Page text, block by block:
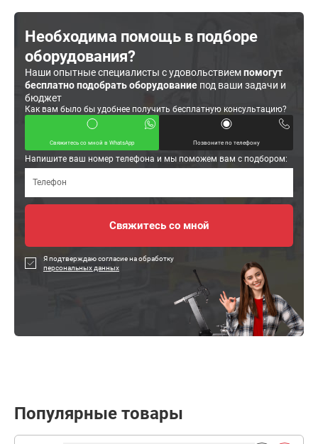
Необходима помощь в подборе
оборудования?
Наши опытные специалисты с удовольствиемпомогут
бесплатно подобрать оборудование под ваши задачи и
бюджет
Как вам было бы удобнее получить бесплатную консультацию?
Свяжитесь со мной в WhatsApp Позвоните по телефону
Напишите ваш номер телефона и мы поможем вам с подбором:
Я подтверждаю согласие на обработку
персональных данных
Популярные товары